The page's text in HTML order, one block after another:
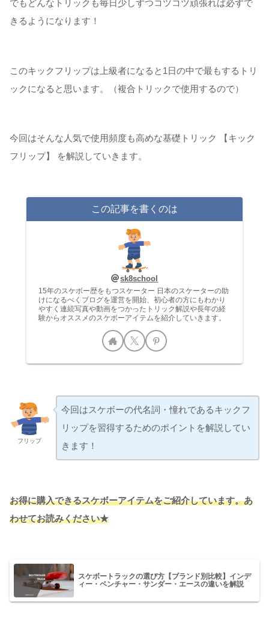
でもどんなトリックも毎日少しずつコツコツ頑張れば必ずで
きるようになります！
このキックフリップは上級者になると1日の中で最もするトリ
ックになると思います。（複合トリックで使用するので）
今回はそんな人気で使用頻度も高めな基礎トリック 【キック
フリップ】 を解説していきます。
この記事を書くのは
sk8school
15年のスケボー歴をもつスケーター 日本のスケーターの助
けになるべくブログを運営を開始、初心者の方にもわかり
やすく連続写真や動画をつかったトリック解説や長年の経
験からオススメのスケボーアイテムを紹介していきます。
フリップ
今回はスケボーの代名詞・憧れであるキックフ
リップを習得するためのポイントを解説してい
きます！
お得に購入できるスケボーアイテムをご紹介しています。あ
わせてお読みください★
スケボートラックの選び方【ブランド別比較】インデ
ィー・ベンチャー・サンダー・エースの違いを解説